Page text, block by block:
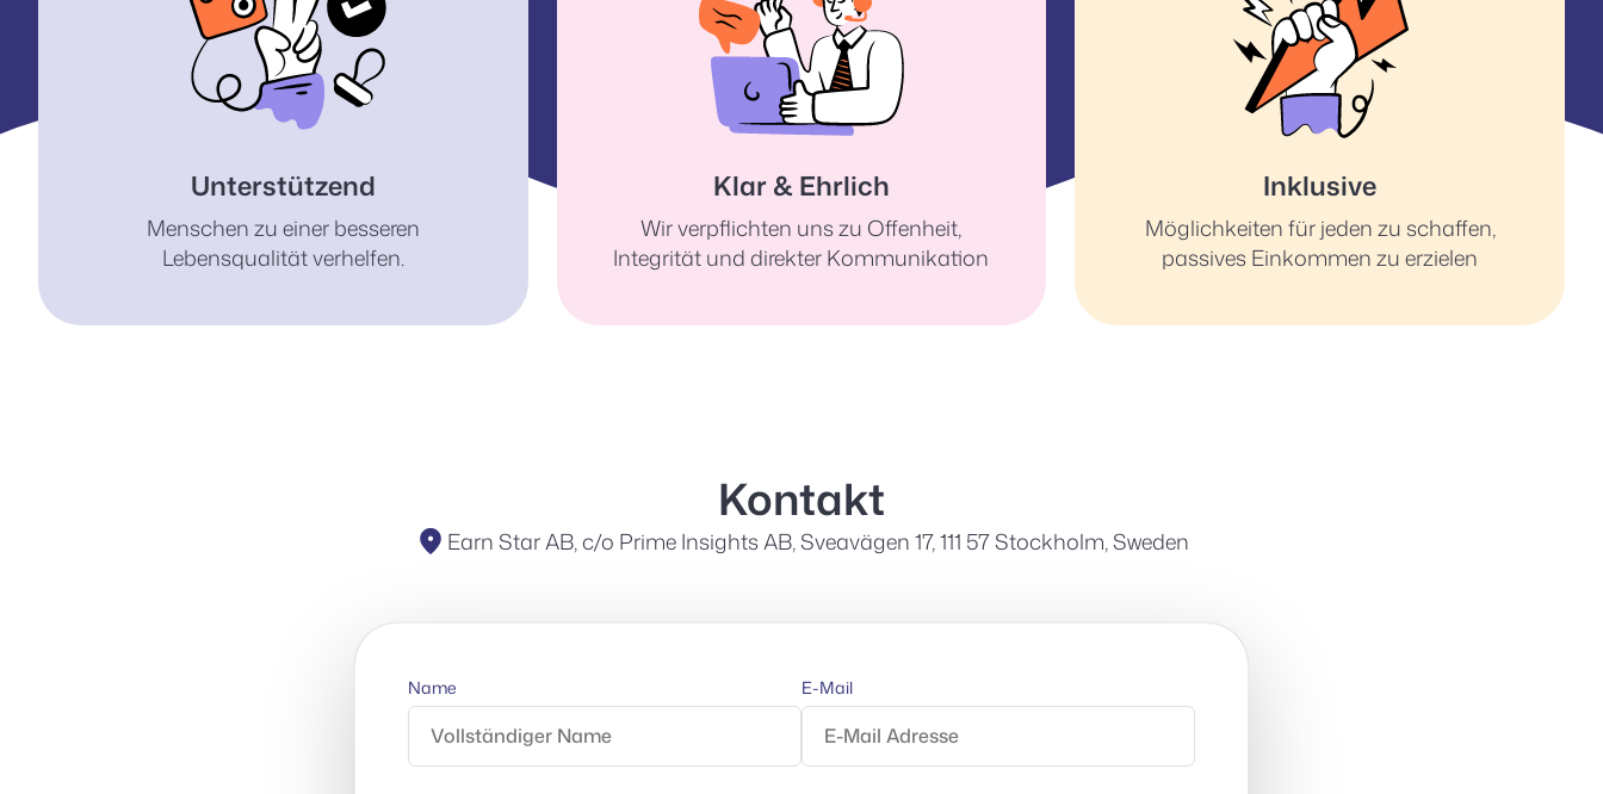
Unterstützend
Menschen zu einer besseren
Lebensqualität verhelfen.
Klar & Ehrlich
Wir verpflichten uns zu Offenheit,
Integrität und direkter Kommunikation
Inklusive
Möglichkeiten für jeden zu schaffen,
passives Einkommen zu erzielen
Kontakt
Earn Star AB, c/o Prime Insights AB, Sveavägen 17, 111 57 Stockholm, Sweden
Name E-Mail